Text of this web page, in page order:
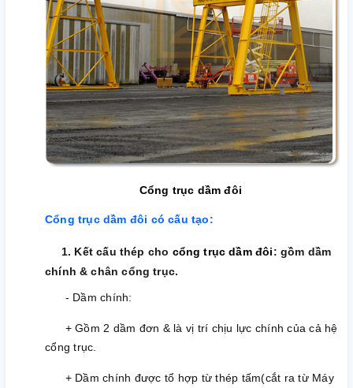
Cổng trục dầm đôi
Cổng trục dầm đôi có cấu tạo:
1. Kết cấu thép cho cổng trục dầm đôi: gồm dầm
chính & chân cổng trục.
- Dầm chính:
+ Gồm 2 dầm đơn & là vị trí chịu lực chính của cả hệ
cổng trục.
+ Dầm chính được tổ hợp từ thép tấm(cắt ra từ Máy